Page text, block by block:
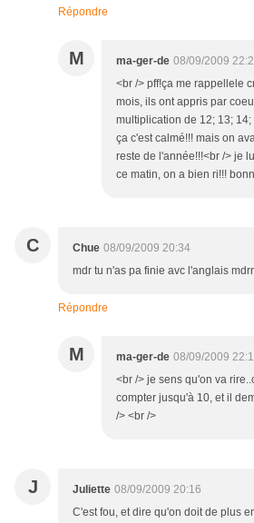
Répondre
M ma-ger-de 08/09/2009
<br /> pff!ça me rappellele
mois, ils ont appris par
multiplication de 12; 13;
ça c'est calmé!!! mais on
reste de l'année!!!<br /> je
ce matin, on a bien ri!!!
C Chue 08/09/2009 20:34
mdr tu n'as pa finie avc l'anglais
Répondre
M ma-ger-de 08/09/2009
<br /> je sens qu'on va
compter jusqu'à 10, et il
/> <br />
J Juliette 08/09/2009 20:16
C'est fou, et dire qu'on doit de plus